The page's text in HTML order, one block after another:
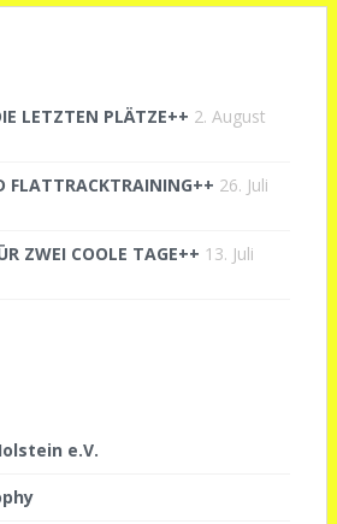
LETZTEN PLÄTZE++ 2. August
FLATTRACKTRAINING++ 26. Juli
ZWEI COOLE TAGE++ 13. Juli
e.V.